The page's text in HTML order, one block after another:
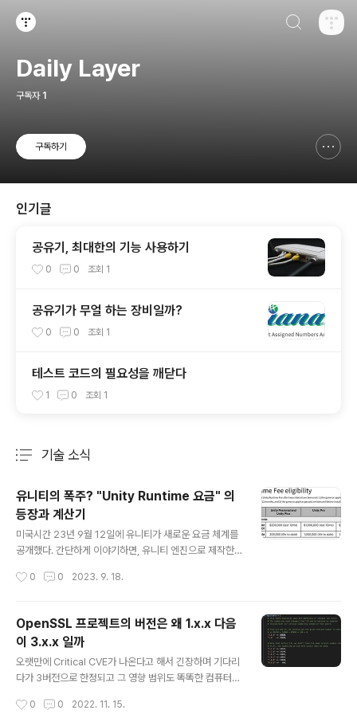
Daily Layer
구독자 1
구독하기
인기글
공유기, 최대한의 기능 사용하기
0 0 조회 1
공유기가 무얼 하는 장비일까?
0 0 조회 1
테스트 코드의 필요성을 깨닫다
1 0 조회 1
기술 소식
유니티의 폭주? "Unity Runtime 요금" 의
등장과 계산기
미국시간 23년 9월 12일에 유니티가 새로운 요금 체계를
공개했다. 간단하게 이야기하면, 유니티 엔진으로 제작한
기겠다는 뜻이 된다. 값을 매기는 계산식도 아주 간단하지
터프라이즈와 같은) 2. 연간 매출 3. 설치 수 스프레드시트
로 계산기를 만들었는데, 아래쪽에 링크를 제공한다. 공식
홈페이지의 표에 따르면, 개인 라이선스는 연간 2억 6천만
원의 매출(원문 20만달러, 1달러/1300원 기준), 20만회
라이즈 라이선스는 연간 13억원의 매출(원문 100만달러,
0 0 2023. 9. 18.
OpenSSL 프로젝트의 버전은 왜 1.x.x 다음
이 3.x.x 일까
오랫만에 Critical CVE가 나온다고 해서 긴장하며 기다리
다가 3버전으로 한정되고 그 영향 범위도 똑똑한 컴퓨터
체계는 프로젝트마다 다르지만, OpenSSL은 한가지 의문
0 0 2022. 11. 15.